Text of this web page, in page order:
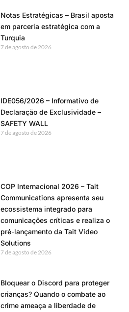
Notas Estratégicas – Brasil aposta
em parceria estratégica com a
Turquia
7 de agosto de 2026
IDE056/2026 – Informativo de
Declaração de Exclusividade –
SAFETY WALL
7 de agosto de 2026
COP Internacional 2026 – Tait
Communications apresenta seu
ecossistema integrado para
comunicações críticas e realiza o
pré-lançamento da Tait Video
Solutions
7 de agosto de 2026
Bloquear o Discord para proteger
crianças? Quando o combate ao
crime ameaça a liberdade de